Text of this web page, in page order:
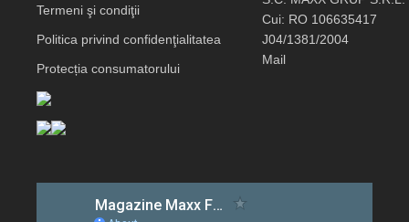
Termeni şi condiţii
Politica privind confidenţialitatea
Protecția consumatorului
Cui: RO 106635417
J04/1381/2004
Mail